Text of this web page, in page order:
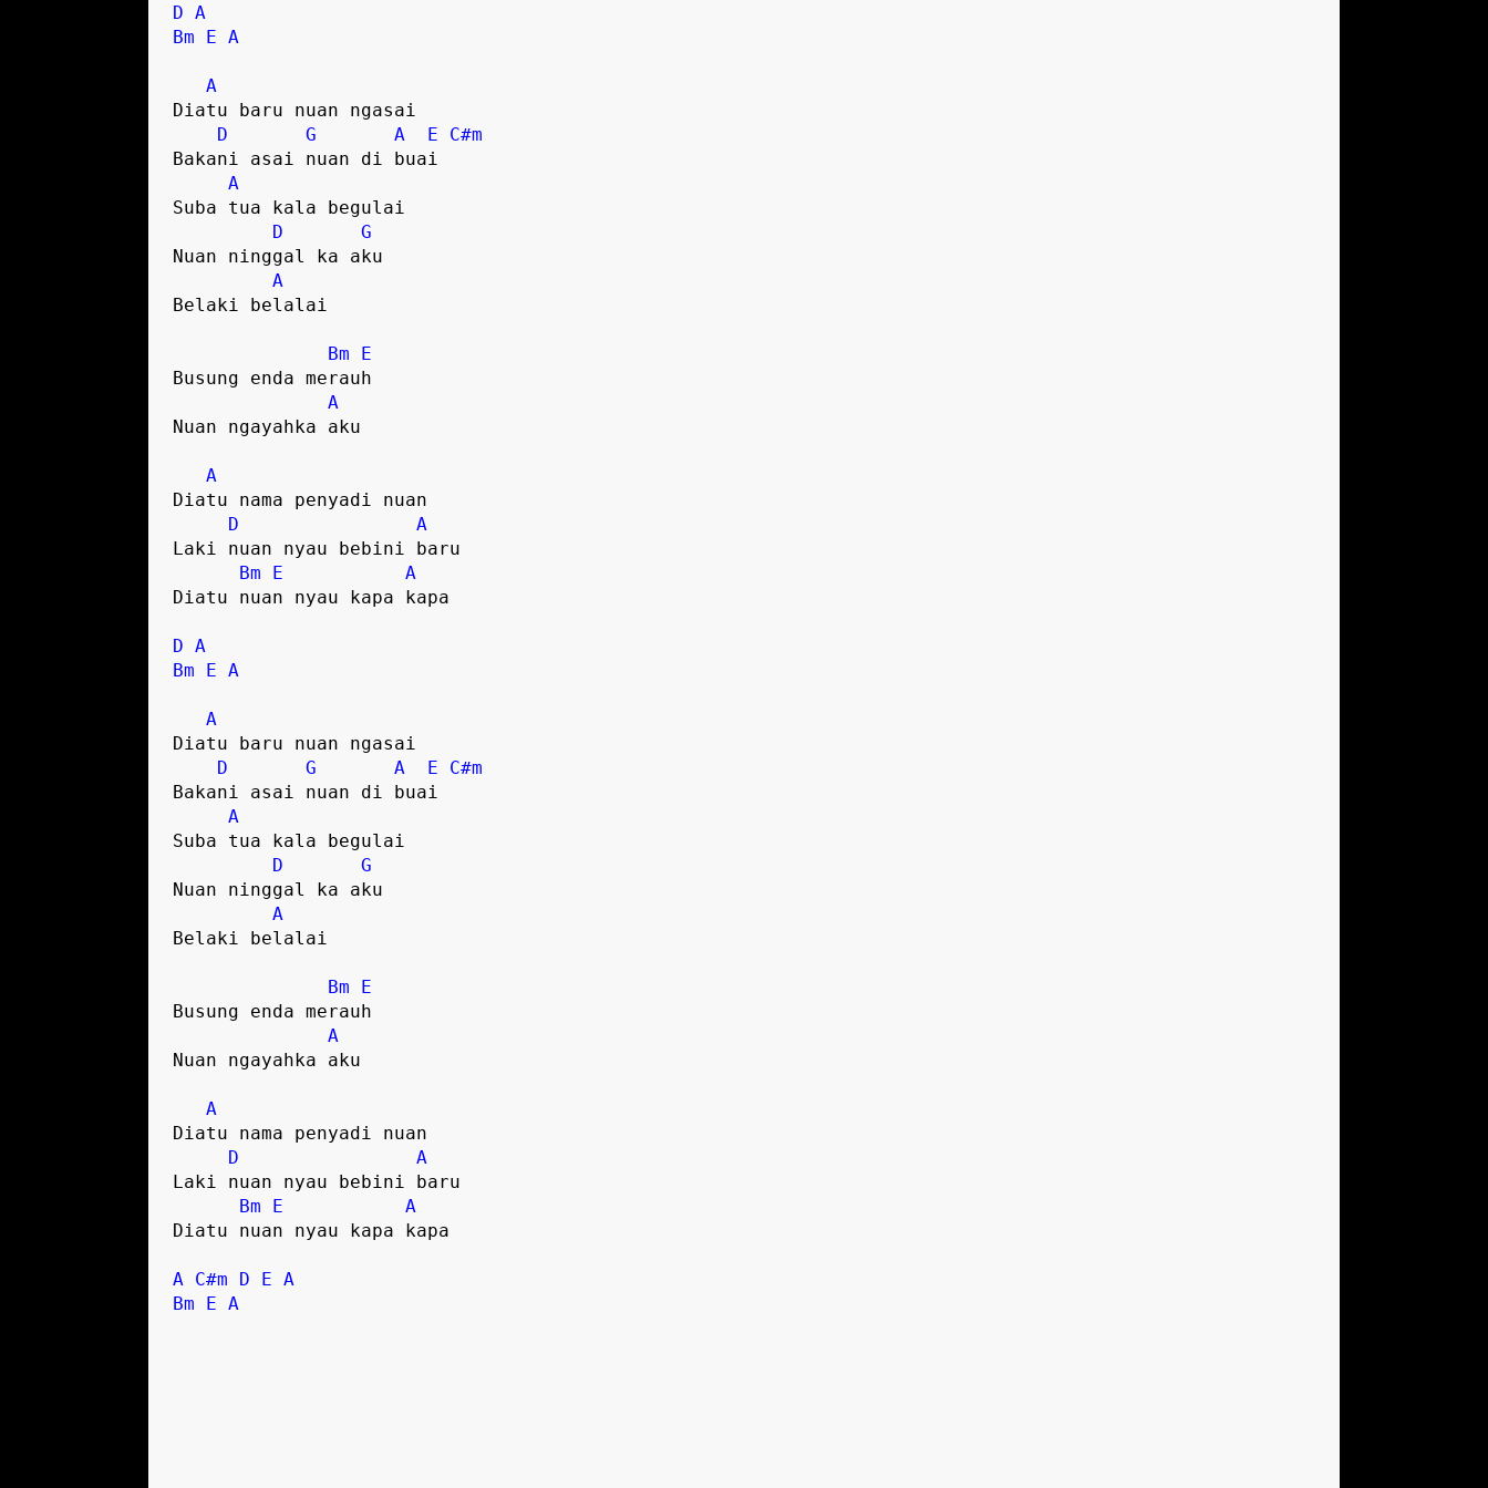
D A
Bm
E A
A
Diatu baru nuan ngasai
D
G A E
C#m
Bakani asai nuan di buai
A
Suba tua kala begulai
D
G
Nuan ninggal ka aku
A
Belaki belalai
Bm
E
Busung enda merauh
A
Nuan ngayahka aku
A
Diatu nama penyadi nuan
D
A
Laki nuan nyau bebini baru
Bm
E
A
Diatu nuan nyau kapa kapa
D A
Bm
E A
A
Diatu baru nuan ngasai
D
G A E
C#m
Bakani asai nuan di buai
A
Suba tua kala begulai
D
G
Nuan ninggal ka aku
A
Belaki belalai
Bm
E
Busung enda merauh
A
Nuan ngayahka aku
A
Diatu nama penyadi nuan
D
A
Laki nuan nyau bebini baru
Bm
E
A
Diatu nuan nyau kapa kapa
A C#m D E A
Bm
E A